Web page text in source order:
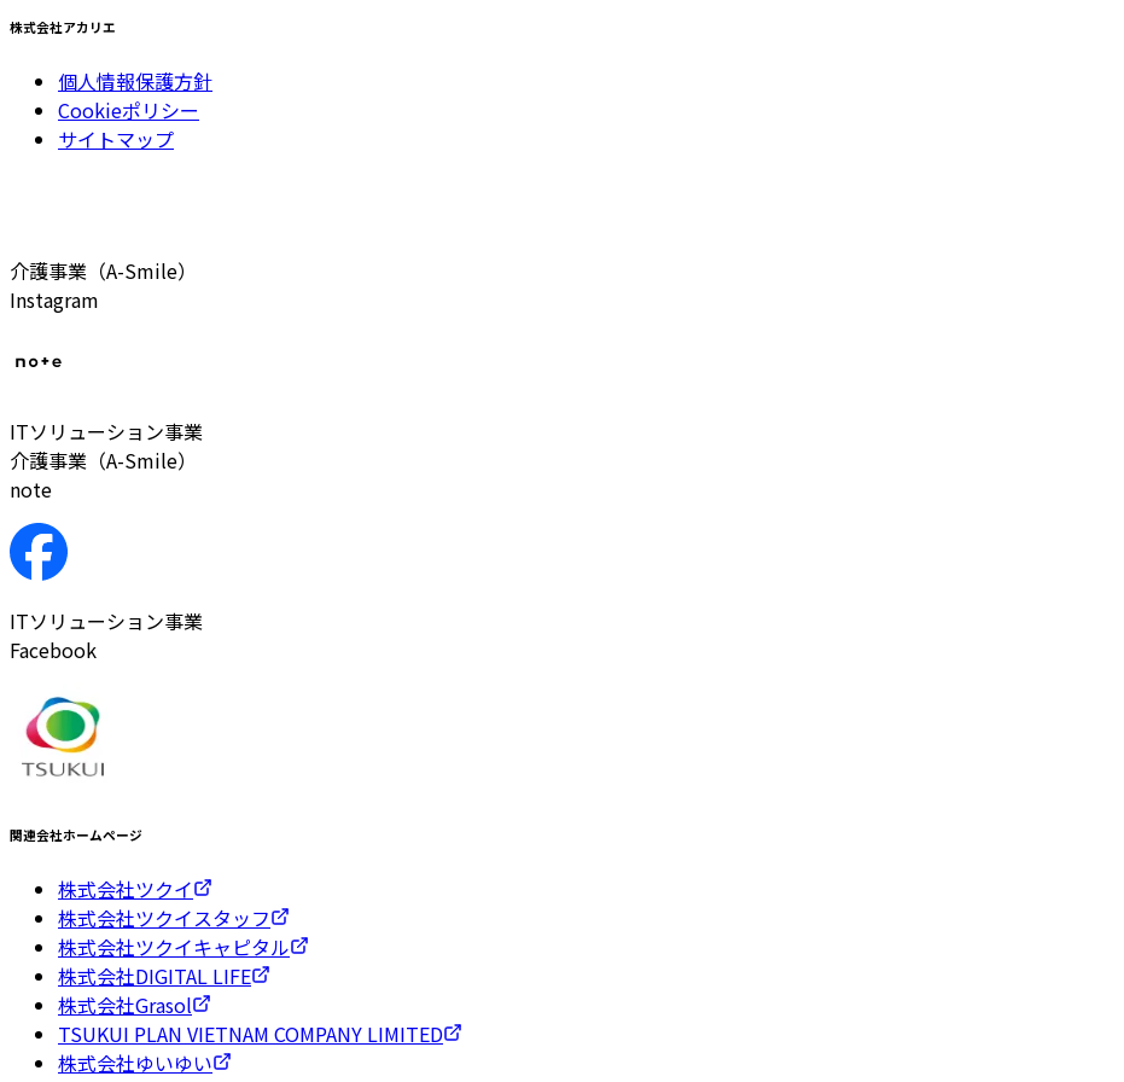
株式会社アカリエ
個人情報保護方針
Cookieポリシー
サイトマップ
介護事業（A-Smile）
Instagram
ITソリューション事業
介護事業（A-Smile）
note
ITソリューション事業
Facebook
関連会社ホームページ
株式会社ツクイ
株式会社ツクイスタッフ
株式会社ツクイキャピタル
株式会社DIGITAL LIFE
株式会社Grasol
TSUKUI PLAN VIETNAM COMPANY LIMITED
株式会社ゆいゆい